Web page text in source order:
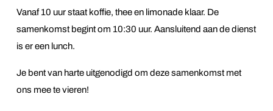
Vanaf 10 uur staat koffie, thee en limonade klaar. De
samenkomst begint om 10:30 uur. Aansluitend aan de dienst
is er een lunch.
Je bent van harte uitgenodigd om deze samenkomst met
ons mee te vieren!